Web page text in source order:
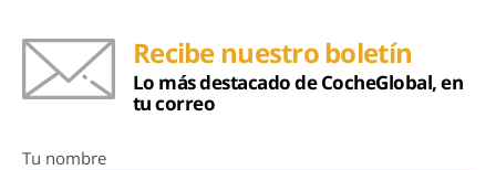
Recibe nuestro boletín
Lo más destacado de CocheGlobal, en
tu correo
Tu nombre